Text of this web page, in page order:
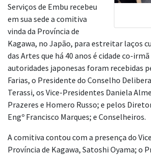
Serviços de Embu recebeu
em sua sede a comitiva
vinda da Província de
Kagawa, no Japão, para estreitar laços
das Artes que há 40 anos é cidade co-irmã
autoridades japonesas foram recebidas
Farias, o Presidente do Conselho
Terassi, os Vice-Presidentes Daniela
Prazeres e Homero Russo; e pelos
Engº Francisco Marques; e Conselheiros.
A comitiva contou com a presença do
Província de Kagawa, Satoshi Oyama; o